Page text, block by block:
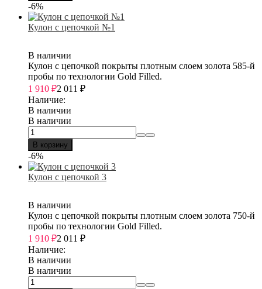
-6%
Кулон с цепочкой №1
В наличии
Кулон с цепочкой покрыты плотным слоем золота 585-й
пробы по технологии Gold Filled.
1 910 ₽2 011 ₽
Наличие:
В наличии
В наличии
В корзину
-6%
Кулон с цепочкой 3
В наличии
Кулон с цепочкой покрыты плотным слоем золота 750-й
пробы по технологии Gold Filled.
1 910 ₽2 011 ₽
Наличие:
В наличии
В наличии